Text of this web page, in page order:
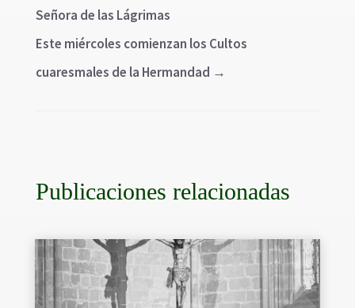
Señora de las Lágrimas
Este miércoles comienzan los Cultos
cuaresmales de la Hermandad →
Publicaciones relacionadas